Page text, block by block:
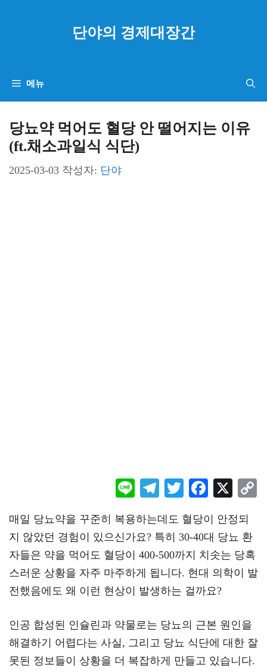
단야의 경제대장간
메뉴
당뇨약 먹어도 혈당 안 떨어지는 이유
(ft.채소과일식 식단)
2025-03-03 작성자: 단야
Li
Te
gr
a
m
T
tt
er
F
eb
oo
k
X
매일 당뇨약을 꾸준히 복용하는데도 혈당이 안정되
지 않았던 경험이 있으신가요? 특히 30-40대 당뇨 환
자들은 약을 먹어도 혈당이 400-500까지 치솟는 당혹
스러운 상황을 자주 마주하게 됩니다. 현대 의학이 발
전했음에도 왜 이런 현상이 발생하는 걸까요?
인공 합성된 인슐린과 약물로는 당뇨의 근본 원인을
해결하기 어렵다는 사실, 그리고 당뇨 식단에 대한 잘
못된 정보들이 상황을 더 복잡하게 만들고 있습니다.